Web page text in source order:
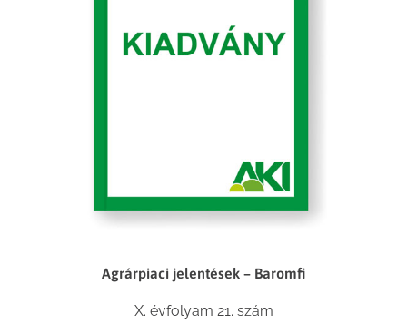
Agrárpiaci jelentések – Baromfi
X. évfolyam 21. szám